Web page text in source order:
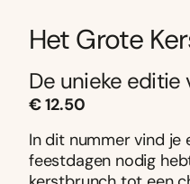
Het Grote
De unieke editie
€ 12.50
In dit nummer vind
feestdagen nodig